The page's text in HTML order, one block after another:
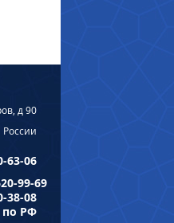
д 90
России
63-06
99-69
38-08
по РФ